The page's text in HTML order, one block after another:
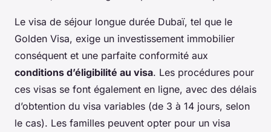
Le visa de séjour longue durée Dubaï, tel que le
Golden Visa, exige un investissement immobilier
conséquent et une parfaite conformité aux
conditions d’éligibilité au visa. Les procédures pour
ces visas se font également en ligne, avec des délais
d’obtention du visa variables (de 3 à 14 jours, selon
le cas). Les familles peuvent opter pour un visa